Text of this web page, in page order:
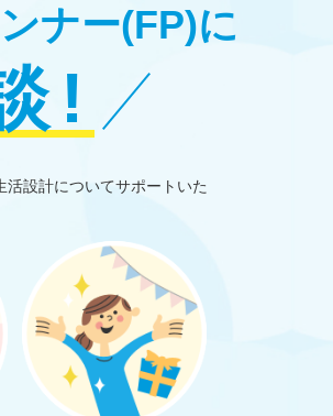
ナー(FP)に
!
設計についてサポートいた